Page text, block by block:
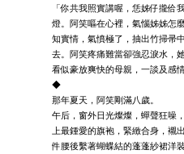
「你共我照實講喔，恁姊仔攏佮
燈。阿笑嘔在心裡，氣惱姊姊怎
知實情，氣憤極了，抽出竹掃帚
去。阿笑疼痛難當卻強忍淚水，
看似豪放爽快的母親，一談及感
◆
那年夏天，阿笑剛滿八歲。
午后，窗外日光燦燦，蟬聲狂噪
上最鍾愛的旗袍，緊緻合身，襯
件腰後繫著蝴蝶結的蓬蓬紗裙洋